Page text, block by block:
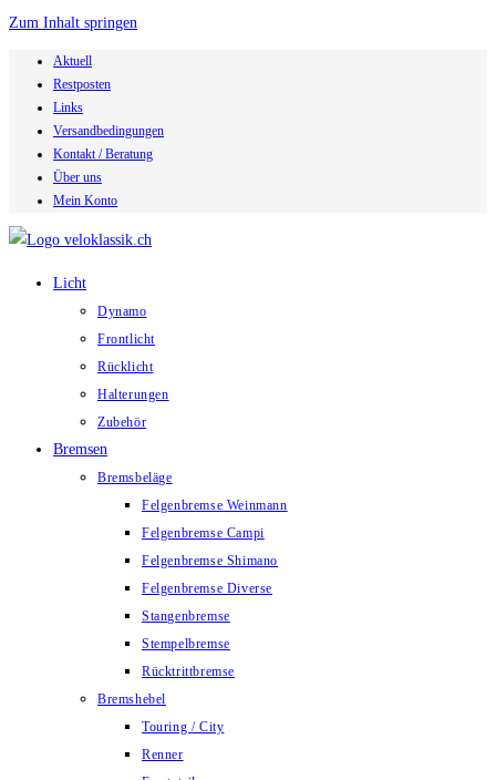
Zum Inhalt springen
Aktuell
Restposten
Links
Versandbedingungen
Kontakt / Beratung
Über uns
Mein Konto
Licht
Dynamo
Frontlicht
Rücklicht
Halterungen
Zubehör
Bremsen
Bremsbeläge
Felgenbremse Weinmann
Felgenbremse Campi
Felgenbremse Shimano
Felgenbremse Diverse
Stangenbremse
Stempelbremse
Rücktrittbremse
Bremshebel
Touring / City
Renner